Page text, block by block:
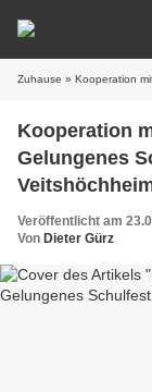
Zuhause » Kooperation mit der
Kooperation
Gelungenes
Veröffentlicht am
Von Dieter Gürz